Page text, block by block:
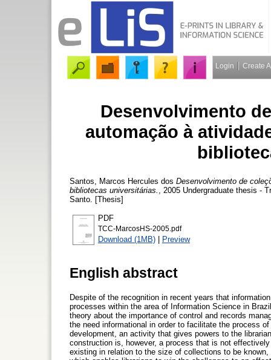
Login Create
Desenvolvimento
automação à
Santos, Marcos Hercules dos Desenvolvimento de
bibliotecas universitárias.
, 2005 Undergraduate thesis -
Santo. [Thesis]
PDF
TCC-MarcosHS-2005.pdf
Download (1MB) | Preview
English abstract
Despite of the recognition in recent years that
processes within the area of Information Science in
theory about the importance of control and records
the need informational in order to facilitate the process
development, an activity that gives powers to the
construction is, however, a process that is not
existing in relation to the size of collections to be